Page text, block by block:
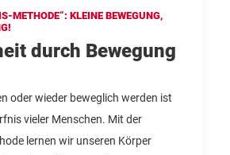
METHODE“: KLEINE BEWEGUNG,
durch Bewegung
oder wieder beweglich werden ist
vieler Menschen. Mit der
lernen wir unseren Körper